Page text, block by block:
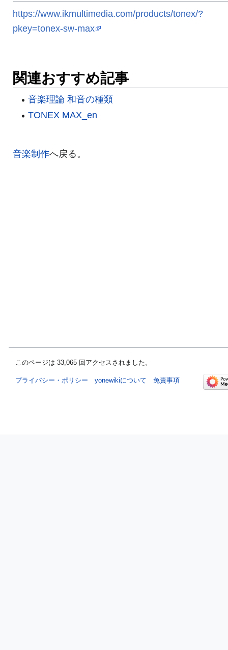
https://www.ikmultimedia.com/products/tonex/?
pkey=tonex-sw-max
関連おすすめ記事
音楽理論 和音の種類
TONEX MAX_en
音楽制作へ戻る。
このページは 33,065 回アクセスされました。
プライバシー・ポリシー yonewikiについて 免責事項